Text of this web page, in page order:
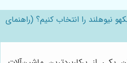
نیوهلند را انتخاب کنیم؟ (راهنمای